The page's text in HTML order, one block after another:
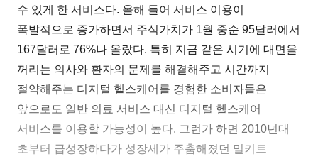
수 있게 한 서비스다. 올해 들어 서비스 이용이
폭발적으로 증가하면서 주식가치가 1월 중순 95달러에서
167달러로 76%나 올랐다. 특히 지금 같은 시기에 대면을
꺼리는 의사와 환자의 문제를 해결해주고 시간까지
절약해주는 디지털 헬스케어를 경험한 소비자들은
앞으로도 일반 의료 서비스 대신 디지털 헬스케어
서비스를 이용할 가능성이 높다. 그런가 하면 2010년대
초부터 급성장하다가 성장세가 주춤해졌던 밀키트